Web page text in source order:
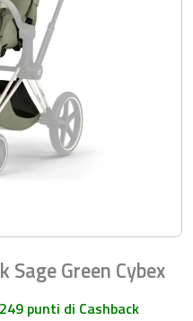
Green Cybex
punti di Cashback